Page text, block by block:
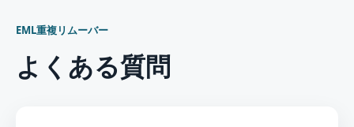
EML重複リムーバー
よくある質問